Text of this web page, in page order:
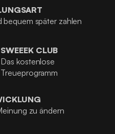
bequem später zahlen
SWEEEK CLUB
Das kostenlose
Treueprogramm
zu ändern